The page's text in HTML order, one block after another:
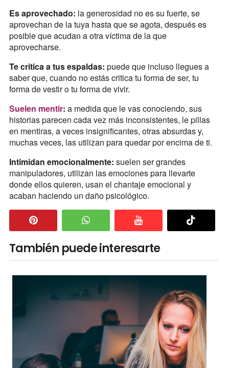
Es aprovechado: la generosidad no es su fuerte, se
aprovechan de la tuya hasta que se agota, después es
posible que acudan a otra víctima de la que
aprovecharse.
Te critica a tus espaldas: puede que incluso llegues a
saber que, cuando no estás critica tu forma de ser, tu
forma de vestir o tu forma de vivir.
Suelen mentir: a medida que le vas conociendo, sus
historias parecen cada vez más inconsistentes, le pillas
en mentiras, a veces insignificantes, otras absurdas y,
muchas veces, las utilizan para quedar por encima de ti.
Intimidan emocionalmente: suelen ser grandes
manipuladores, utilizan las emociones para llevarte
donde ellos quieren, usan el chantaje emocional y
acaban haciendo un daño psicológico.
También puede interesarte